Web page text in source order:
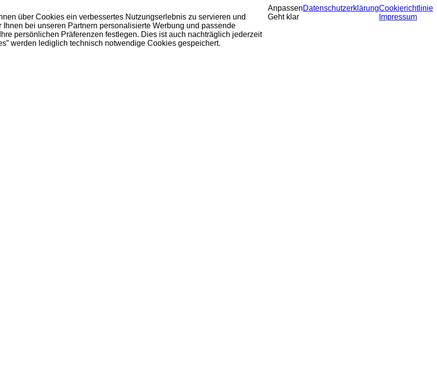
über Cookies ein verbessertes Nutzungserlebnis zu servieren und
bei unseren Partnern personalisierte Werbung und passende
persönlichen Präferenzen festlegen. Dies ist auch nachträglich jederzeit
werden lediglich technisch notwendige Cookies gespeichert.
Anpassen
Geht klar
DatenschutzerklärungCookierichtlinie
Impressum